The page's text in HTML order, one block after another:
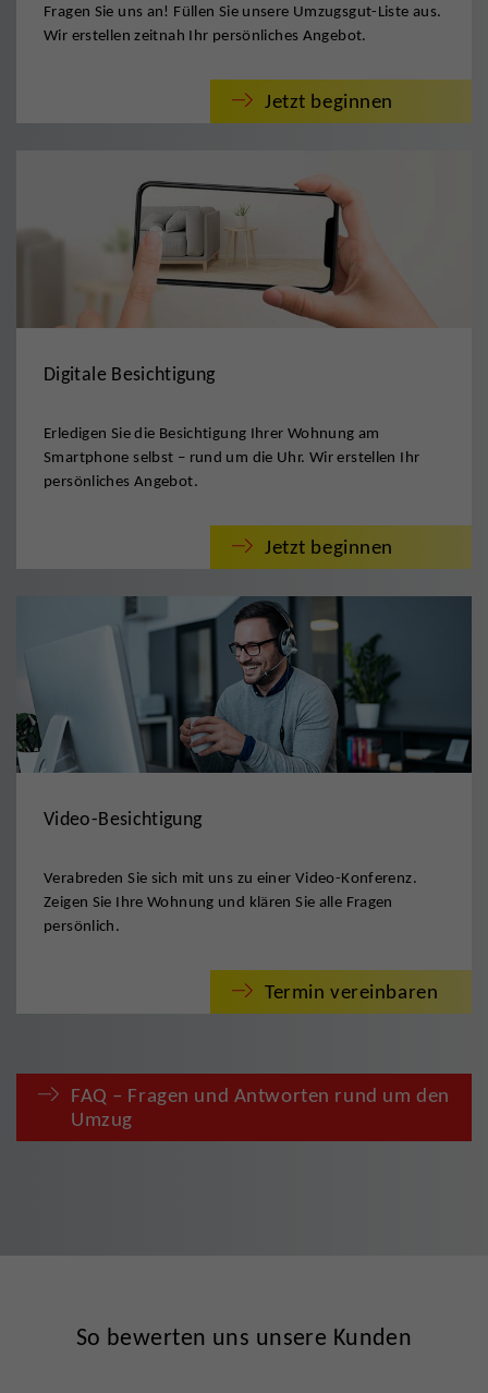
Fragen Sie uns an! Füllen Sie unsere Umzugsgut-Liste aus.
Wir erstellen zeitnah Ihr persönliches Angebot.
Jetzt beginnen
Digitale Besichtigung
Erledigen Sie die Besichtigung Ihrer Wohnung am
Smartphone selbst – rund um die Uhr. Wir erstellen Ihr
persönliches Angebot.
Jetzt beginnen
Video-Besichtigung
Verabreden Sie sich mit uns zu einer Video-Konferenz.
Zeigen Sie Ihre Wohnung und klären Sie alle Fragen
persönlich.
Termin vereinbaren
FAQ – Fragen und Antworten rund um den
Umzug
So bewerten uns unsere Kunden